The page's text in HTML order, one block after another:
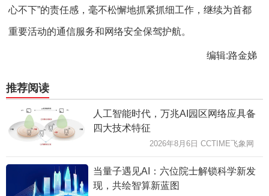
心不下”的责任感，毫不松懈地抓紧抓细工作，继续为首都
重要活动的通信服务和网络安全保驾护航。
编辑:路金娣
推荐阅读
人工智能时代，万兆AI园区网络应具备
四大技术特征
2026年8月6日 CCTIME飞象网
当量子遇见AI：六位院士解锁科学新发
现，共绘智算新蓝图